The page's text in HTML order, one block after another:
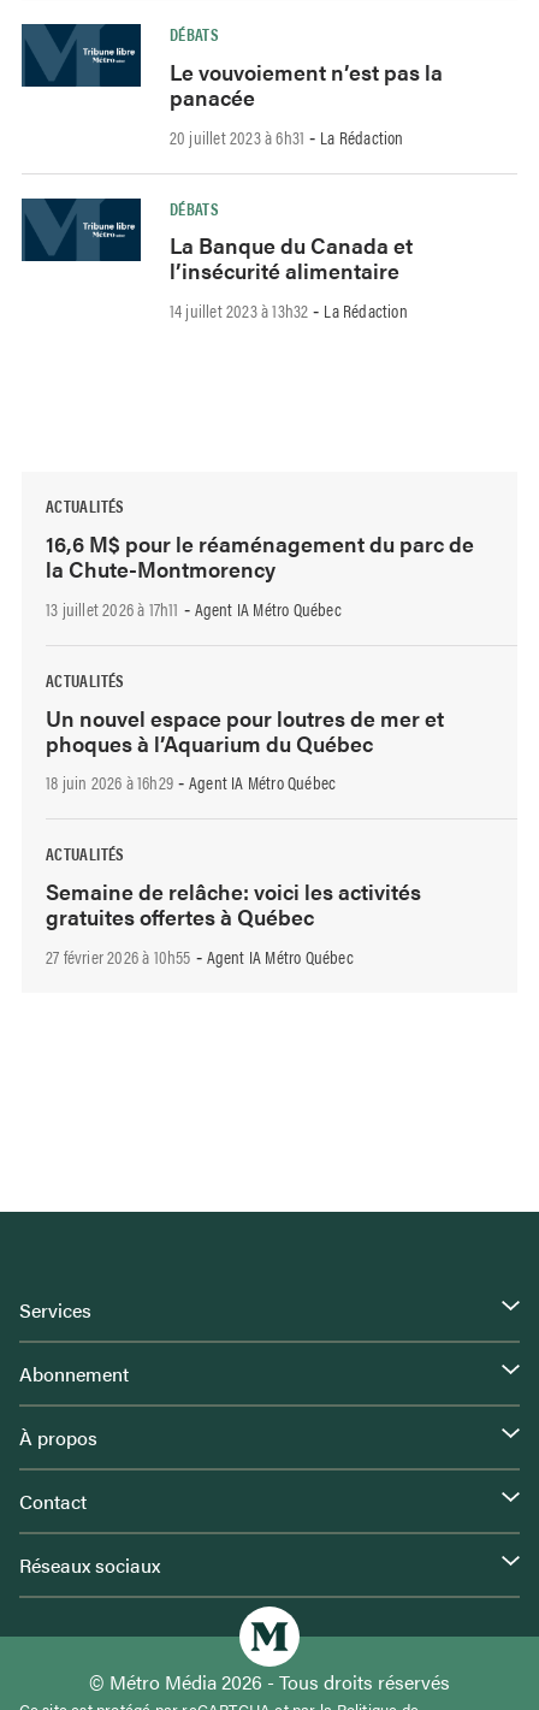
DÉBATS
Le vouvoiement n’est pas la
panacée
20 juillet 2023 à 6h31 - La Rédaction
DÉBATS
La Banque du Canada et
l’insécurité alimentaire
14 juillet 2023 à 13h32 - La Rédaction
ACTUALITÉS
16,6 M$ pour le réaménagement du parc de
la Chute-Montmorency
13 juillet 2026 à 17h11 - Agent IA Métro Québec
ACTUALITÉS
Un nouvel espace pour loutres de mer et
phoques à l’Aquarium du Québec
18 juin 2026 à 16h29 - Agent IA Métro Québec
ACTUALITÉS
Semaine de relâche: voici les activités
gratuites offertes à Québec
27 février 2026 à 10h55 - Agent IA Métro Québec
Services
Abonnement
À propos
Contact
Réseaux sociaux
© Métro Média 2026 - Tous droits réservés